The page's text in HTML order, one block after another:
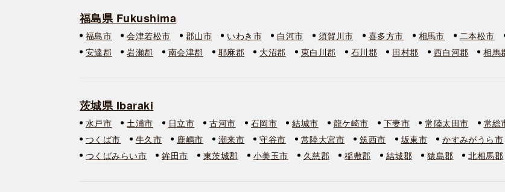
福島県 Fukushima
福島市 会津若松市 郡山市 いわき市 白河市 須賀川市 喜多方市 相馬市 二本松市
安達郡
岩瀬郡 南会津郡 耶麻郡 大沼郡 東白川郡 石川郡 田村郡 西白河郡 相馬
茨城県 Ibaraki
水戸市 土浦市 日立市 古河市 石岡市 結城市 龍ケ崎市 下妻市 常陸太田市 常総
つくば市
牛久市 鹿嶋市 潮来市 守谷市 常陸大宮市 筑西市 坂東市 かすみがうら市
つくばみらい市
鉾田市 東茨城郡 小美玉市 久慈郡 稲敷郡 結城郡 猿島郡 北相馬郡